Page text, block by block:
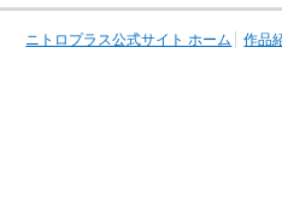
ニトロプラス公式サイト ホーム 作品